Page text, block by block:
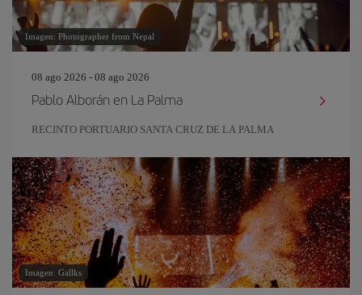
Imagen: Photographer from Nepal
08 ago 2026 - 08 ago 2026
Pablo Alborán en La Palma
RECINTO PORTUARIO SANTA CRUZ DE LA PALMA
Imagen: Gallks